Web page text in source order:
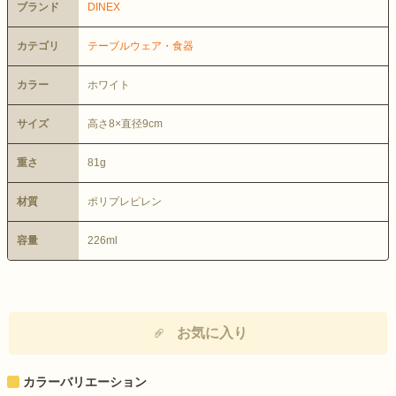
ブランド DINEX
カテゴリ テーブルウェア・食器
カラー ホワイト
サイズ 高さ8×直径9cm
重さ 81g
材質 ポリプレピレン
容量 226ml
お気に入り
カラーバリエーション